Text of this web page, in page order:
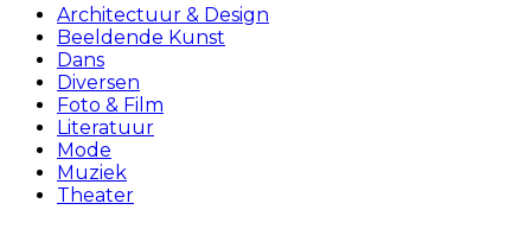
Architectuur & Design
Beeldende Kunst
Dans
Diversen
Foto & Film
Literatuur
Mode
Muziek
Theater